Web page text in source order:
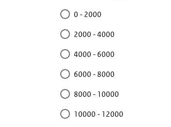
0 - 2000
2000 - 4000
4000 - 6000
6000 - 8000
8000 - 10000
10000 - 12000